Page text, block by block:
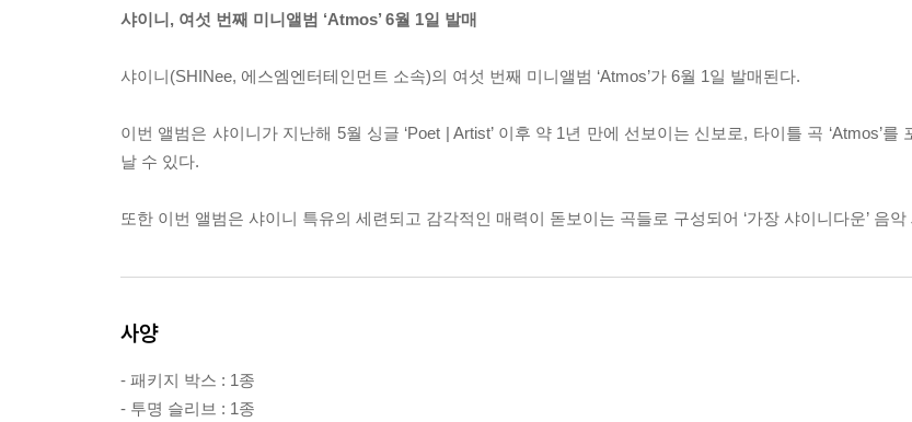
샤이니, 여섯 번째 미니앨범 ‘Atmos’ 6월 1일 발매
샤이니(SHINee, 에스엠엔터테인먼트 소속)의 여섯 번째 미니앨범 ‘Atmos’가 6월 1일 발매된다.
이번 앨범은 샤이니가 지난해 5월 싱글 ‘Poet | Artist’ 이후 약 1년 만에 선보이는 신보로, 타이틀 곡 ‘Atmos’
날 수 있다.
또한 이번 앨범은 샤이니 특유의 세련되고 감각적인 매력이 돋보이는 곡들로 구성되어 ‘가장 샤이니다운’ 음
사양
- 패키지 박스 : 1종
- 투명 슬리브 : 1종